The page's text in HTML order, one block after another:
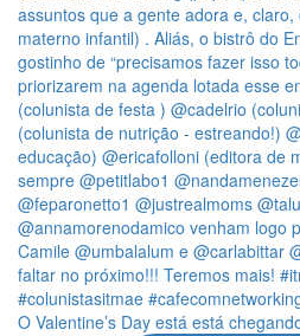
O Valentine’s Day está está